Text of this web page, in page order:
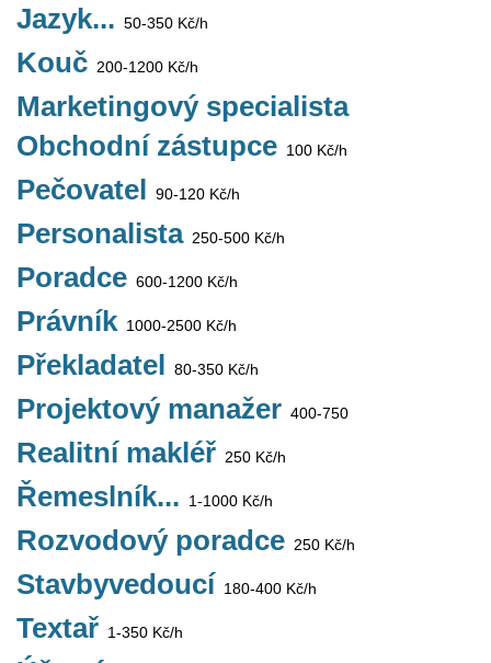
Jazyk... 50-350 Kč/h
Kouč 200-1200 Kč/h
Marketingový specialista
Obchodní zástupce 100 Kč/h
Pečovatel 90-120 Kč/h
Personalista250-500 Kč/h
Poradce 600-1200 Kč/h
Právník 1000-2500 Kč/h
Překladatel 80-350 Kč/h
Projektový manažer 400-750
Realitní makléř 250 Kč/h
Řemeslník... 1-1000 Kč/h
Rozvodový poradce 250 Kč/h
Stavbyvedoucí 180-400 Kč/h
Textař 1-350 Kč/h